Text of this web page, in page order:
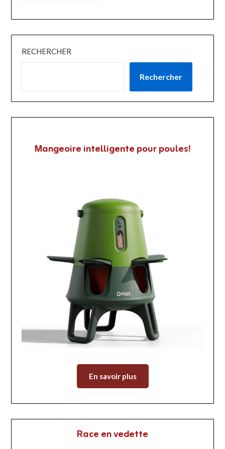
RECHERCHER
Rechercher
Mangeoire intelligente pour poules!
En savoir plus
Race en vedette